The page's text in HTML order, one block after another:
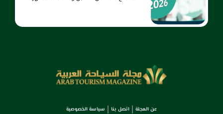
عن المجلة اتصل بنا سياسة الخصوصية